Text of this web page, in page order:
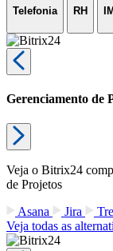
Telefonia RH IM
Gerenciamento de
Veja o Bitrix24
de Projetos
Asana
Jira
Veja todas as